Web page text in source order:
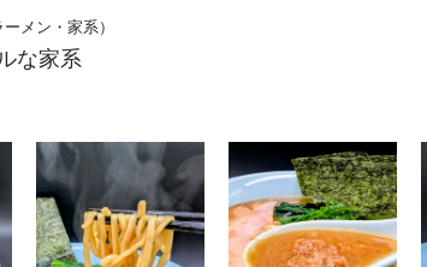
メン・家系）
な家系